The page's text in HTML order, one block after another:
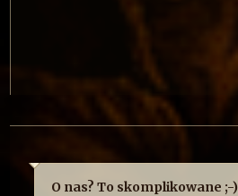
O nas? To skomplikowane ;-)